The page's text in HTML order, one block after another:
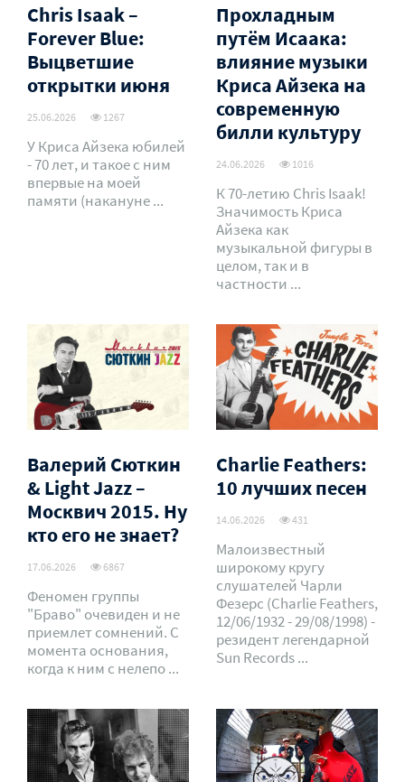
Chris Isaak –
Forever Blue:
Выцветшие
открытки июня
25.06.2026 1267
У Криса Айзека юбилей
- 70 лет, и такое с ним
впервые на моей
памяти (накануне ...
Прохладным
путём Исаака:
влияние музыки
Криса Айзека на
современную
билли культуру
24.06.2026 1016
К 70-летию Chris Isaak!
Значимость Криса
Айзека как
музыкальной фигуры в
целом, так и в
частности ...
Валерий Сюткин
& Light Jazz –
Москвич 2015. Ну
кто его не знает?
17.06.2026 6867
Феномен группы
"Браво" очевиден и не
приемлет сомнений. С
момента основания,
когда к ним с нелепо ...
Charlie Feathers:
10 лучших песен
14.06.2026 431
Малоизвестный
широкому кругу
слушателей Чарли
Фезерс (Charlie Feathers,
12/06/1932 - 29/08/1998) -
резидент легендарной
Sun Records ...